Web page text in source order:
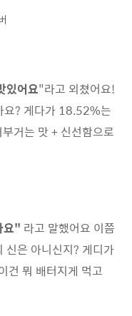
있어요"라고 외쳤어요!
요? 게다가 18.52%는
거는 맛 + 신선함으로
요" 라고 말했어요 이쯤
신은 아니신지? 게디가
건 뭐 배터지게 먹고